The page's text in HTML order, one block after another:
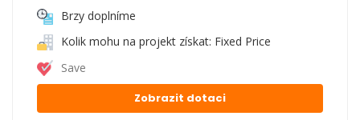
Brzy doplníme
Kolik mohu na projekt získat: Fixed Price
Save
Zobrazit dotaci